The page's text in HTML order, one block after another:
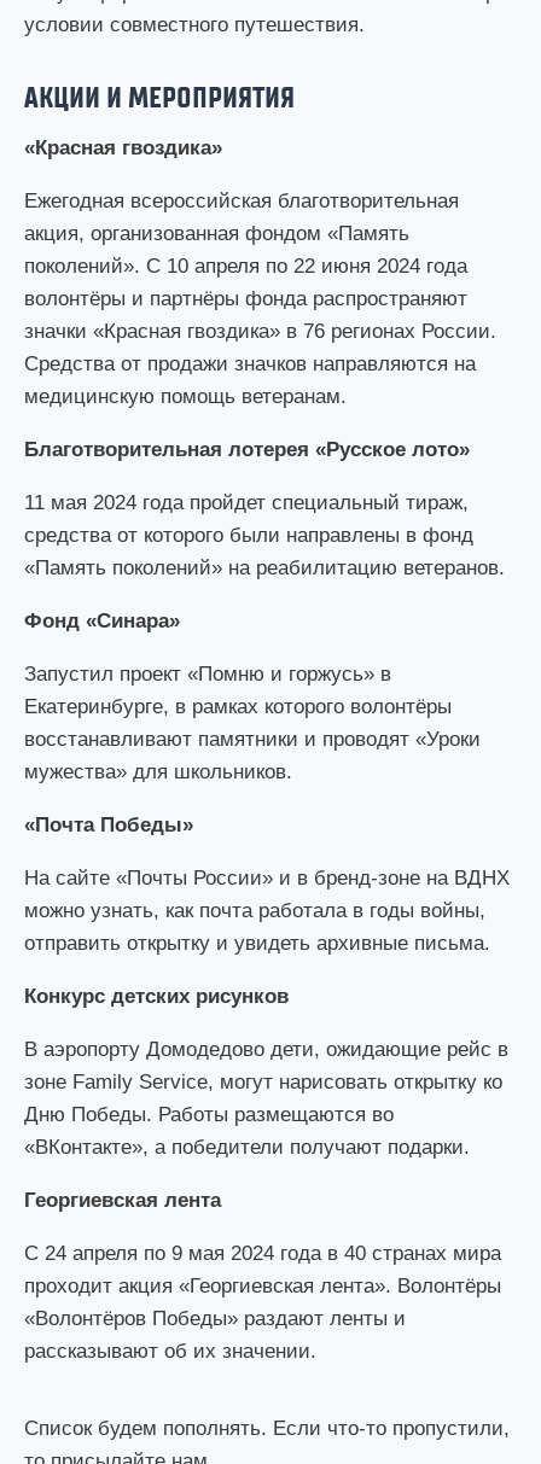
условии совместного путешествия.
АКЦИИ И МЕРОПРИЯТИЯ
«Красная гвоздика»
Ежегодная всероссийская благотворительная
акция, организованная фондом «Память
поколений». С 10 апреля по 22 июня 2024 года
волонтёры и партнёры фонда распространяют
значки «Красная гвоздика» в 76 регионах России.
Средства от продажи значков направляются на
медицинскую помощь ветеранам.
Благотворительная лотерея «Русское лото»
11 мая 2024 года пройдет специальный тираж,
средства от которого были направлены в фонд
«Память поколений» на реабилитацию ветеранов.
Фонд «Синара»
Запустил проект «Помню и горжусь» в
Екатеринбурге, в рамках которого волонтёры
восстанавливают памятники и проводят «Уроки
мужества» для школьников.
«Почта Победы»
На сайте «Почты России» и в бренд-зоне на ВДНХ
можно узнать, как почта работала в годы войны,
отправить открытку и увидеть архивные письма.
Конкурс детских рисунков
В аэропорту Домодедово дети, ожидающие рейс в
зоне Family Service, могут нарисовать открытку ко
Дню Победы. Работы размещаются во
«ВКонтакте», а победители получают подарки.
Георгиевская лента
С 24 апреля по 9 мая 2024 года в 40 странах мира
проходит акция «Георгиевская лента». Волонтёры
«Волонтёров Победы» раздают ленты и
рассказывают об их значении.
Список будем пополнять. Если что-то пропустили,